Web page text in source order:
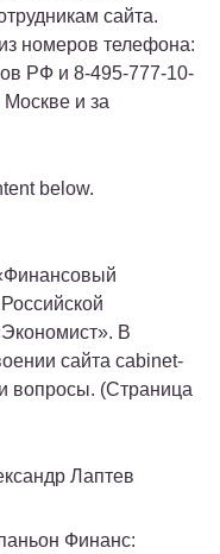
сайта.
номеров телефона:
РФ и 8-495-777-10-
и за
below.
В
сайта cabinet-
вопросы. (Страница
Лаптев
Финанс: